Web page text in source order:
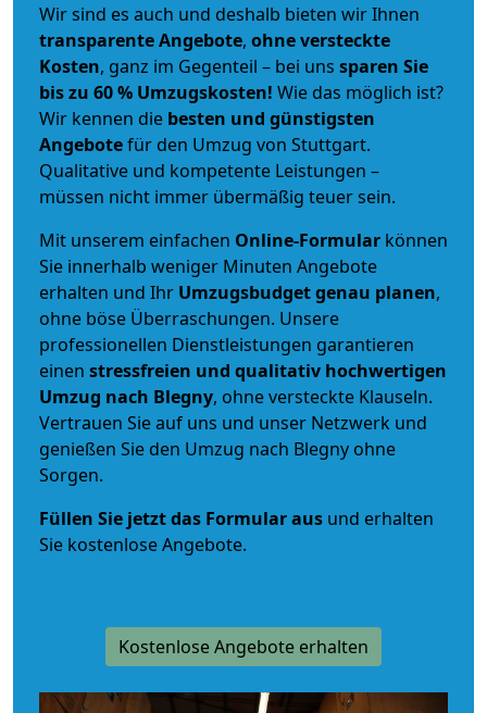
Wir sind es auch und deshalb bieten wir Ihnen
transparente Angebote, ohne versteckte
Kosten, ganz im Gegenteil – bei uns sparen Sie
bis zu 60 % Umzugskosten! Wie das möglich ist?
Wir kennen die besten und günstigsten
Angebotefür den Umzug von Stuttgart.
Qualitative und kompetente Leistungen –
müssen nicht immer übermäßig teuer sein.
Mit unserem einfachen Online-Formular können
Sie innerhalb weniger Minuten Angebote
erhalten und Ihr Umzugsbudgetgenau planen,
ohne böse Überraschungen. Unsere
professionellen Dienstleistungen garantieren
einen stressfreien und qualitativ hochwertigen
Umzug nach Blegny, ohne versteckte Klauseln.
Vertrauen Sie auf uns und unser Netzwerk und
genießen Sie den Umzug nach Blegny ohne
Sorgen.
Füllen Sie jetzt das Formular aus und erhalten
Sie kostenlose Angebote.
Kostenlose Angebote erhalten